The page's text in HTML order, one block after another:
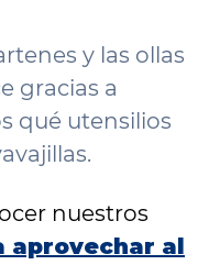
y las ollas
gracias a
qué utensilios
nuestros
aprovechar al